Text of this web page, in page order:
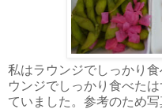
私はラウンジでしっかり
ウンジでしっかり食べた
ていました。参考のため